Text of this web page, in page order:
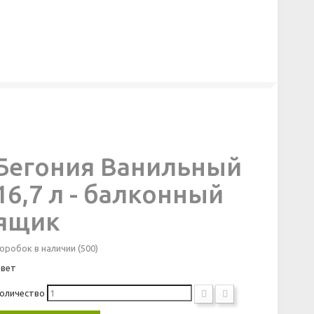
Ванильный
л - балконный
в наличии (500)